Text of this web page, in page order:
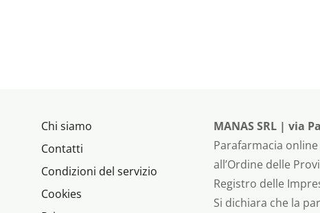
Chi siamo
Contatti
Condizioni del servizio
Cookies
MANAS SRL | via
Parafarmacia
all’Ordine delle
Registro delle
Si dichiara che la